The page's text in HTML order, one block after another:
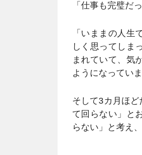
「仕事も完璧だ
「いままの人
しく思ってしま
まれていて、気
ようになっていま
そして3カ月ほ
て回らない」と
らない」と考え